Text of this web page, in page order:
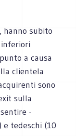
hanno subito
inferiori
a causa
clientela
sono
sulla
-
e tedeschi (10